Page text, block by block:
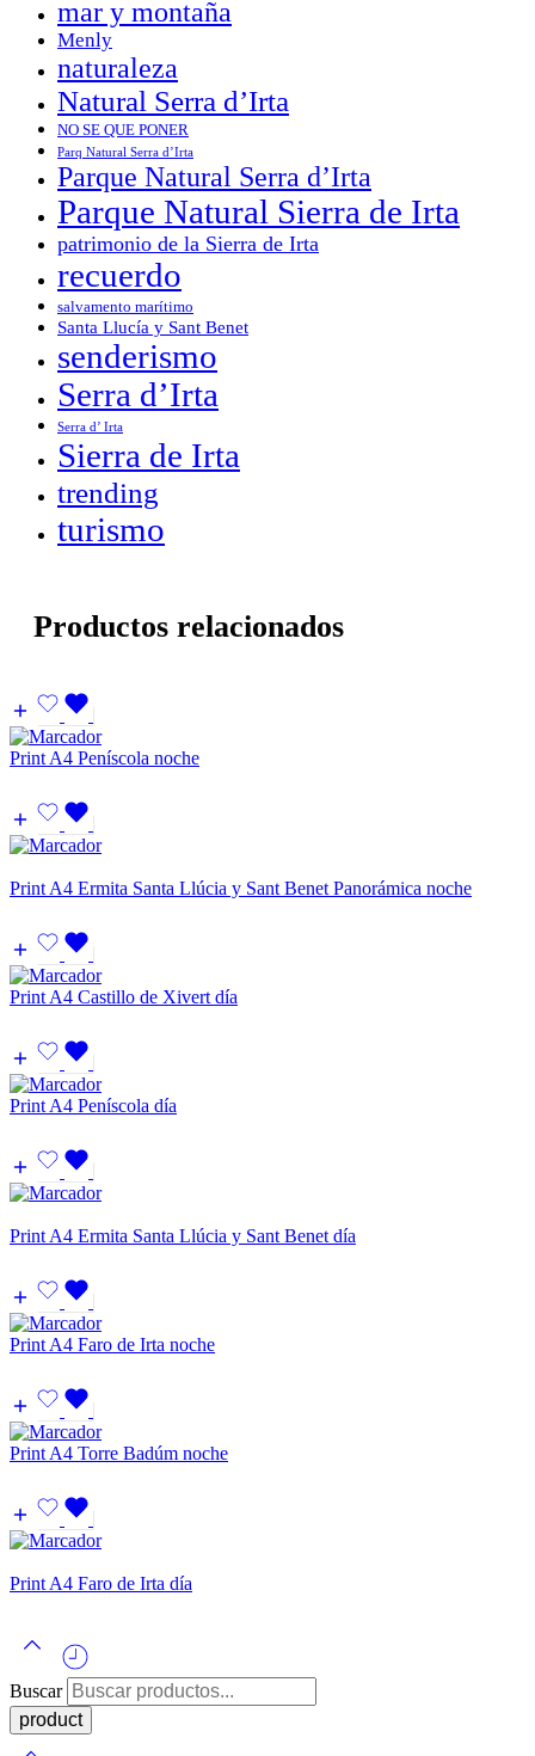
mar y montaña
Menly
naturaleza
Natural Serra d’Irta
NO SE QUE PONER
Parq Natural Serra d’Irta
Parque Natural Serra d’Irta
Parque Natural Sierra de Irta
patrimonio de la Sierra de Irta
recuerdo
salvamento marítimo
Santa Llucía y Sant Benet
senderismo
Serra d’Irta
Serra d’ Irta
Sierra de Irta
trending
turismo
Productos relacionados
Print A4 Peníscola noche
Print A4 Ermita Santa Llúcia y Sant Benet Panorámica noche
Print A4 Castillo de Xivert día
Print A4 Peníscola día
Print A4 Ermita Santa Llúcia y Sant Benet día
Print A4 Faro de Irta noche
Print A4 Torre Badúm noche
Print A4 Faro de Irta día
Buscar